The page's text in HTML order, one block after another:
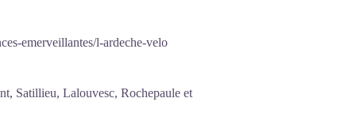
emerveillantes/l-ardeche-velo
Satillieu, Lalouvesc, Rochepaule et